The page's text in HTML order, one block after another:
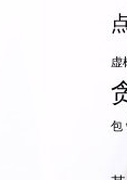
虚
包